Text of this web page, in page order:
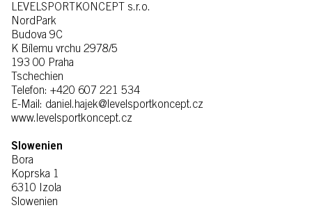
LEVELSPORTKONCEPT s.r.o.
NordPark
Budova 9C
K Bílemu vrchu 2978/5
193 00 Praha
Tschechien
Telefon: +420 607 221 534
E-Mail: daniel.hajek@levelsportkoncept.cz
www.levelsportkoncept.cz
Slowenien
Bora
Koprska 1
6310 Izola
Slowenien